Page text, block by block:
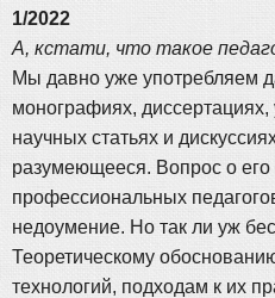
1/2022
А, кстати, что такое
Мы давно уже употребляем
монографиях, диссертациях,
научных статьях и
разумеющееся. Вопрос о
профессиональных
недоумение. Но так ли уж
Теоретическому
технологий, подходам к их